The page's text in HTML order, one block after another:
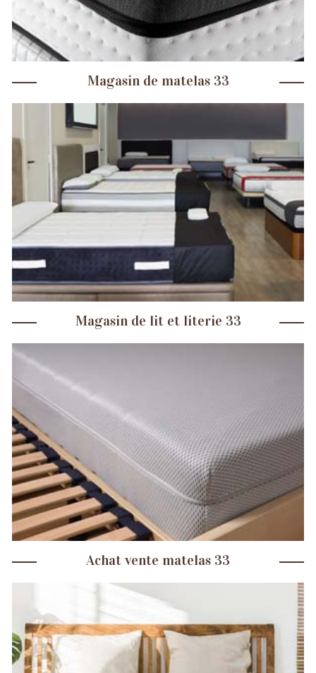
Magasin de matelas 33
Magasin de lit et literie 33
Achat vente matelas 33